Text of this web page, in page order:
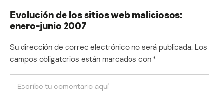
Evolución de los sitios web maliciosos:
enero-junio 2007
Su dirección de correo electrónico no será publicada. Los
campos obligatorios están marcados con *